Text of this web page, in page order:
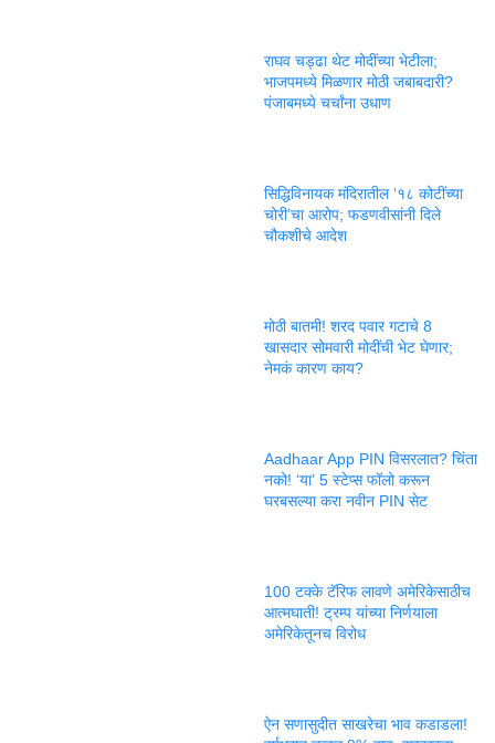
राघव चड्ढा थेट मोदींच्या भेटीला;
भाजपमध्ये मिळणार मोठी जबाबदारी?
पंजाबमध्ये चर्चांना उधाण
सिद्धिविनायक मंदिरातील ‘१८ कोटींच्या
चोरी’चा आरोप; फडणवीसांनी दिले
चौकशीचे आदेश
मोठी बातमी! शरद पवार गटाचे 8
खासदार सोमवारी मोदींची भेट घेणार;
नेमकं कारण काय?
Aadhaar App PIN विसरलात? चिंता
नको! ‘या’ 5 स्टेप्स फॉलो करून
घरबसल्या करा नवीन PIN सेट
100 टक्के टॅरिफ लावणे अमेरिकेसाठीच
आत्मघाती! ट्रम्प यांच्या निर्णयाला
अमेरिकेतूनच विरोध
ऐन सणासुदीत साखरेचा भाव कडाडला!